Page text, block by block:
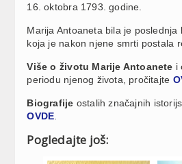
16. oktobra 1793. godine.
Marija Antoaneta bila je poslednja
koja je nakon njene smrti postala
Više o životu Marije Antoanete i
periodu njenog života, pročitajte
Biografije ostalih značajnih
OVDE
Pogledajte još: